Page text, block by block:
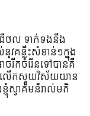
ជីថល ទាក់ទងនឹង
គន្លឹះសំខាន់ៗក្នុង
ចរីកចំរើនទៅបានគឺ
លើកស្ទួយវិស័យយាន
ញុំស្វាគមន៌រាល់មតិ